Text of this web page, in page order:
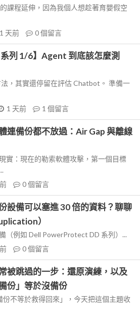
課程延伸，因為我個人想趁著育嬰假空
1 天前 0個留言
列 1/6】Agent 到底該怎麼測
，其實還停留在評估 Chatbot。 準備一
1 天前 1 個留言
連備份都不放過：Air Gap 與離線
實：現在的勒索軟體攻擊，第一個目標
0個留言
設備可以塞進 30 倍的資料？聊聊
）
（例如 Dell PowerProtect DD 系列）...
0個留言
被跳過的一步：還原演練，以及
份」等於沒備份
不等於救得回來」，今天把這個主題收